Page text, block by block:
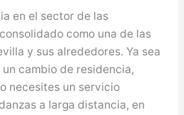
en el sector de las
como una de las
y sus alrededores. Ya sea
cambio de residencia,
necesites un servicio
a larga distancia, en